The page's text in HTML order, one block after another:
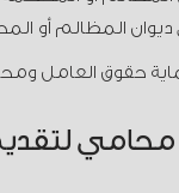
المظالم أو
حقوق العامل
محامي